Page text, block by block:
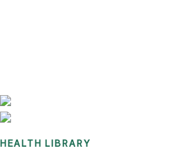
HEALTH LIBRARY